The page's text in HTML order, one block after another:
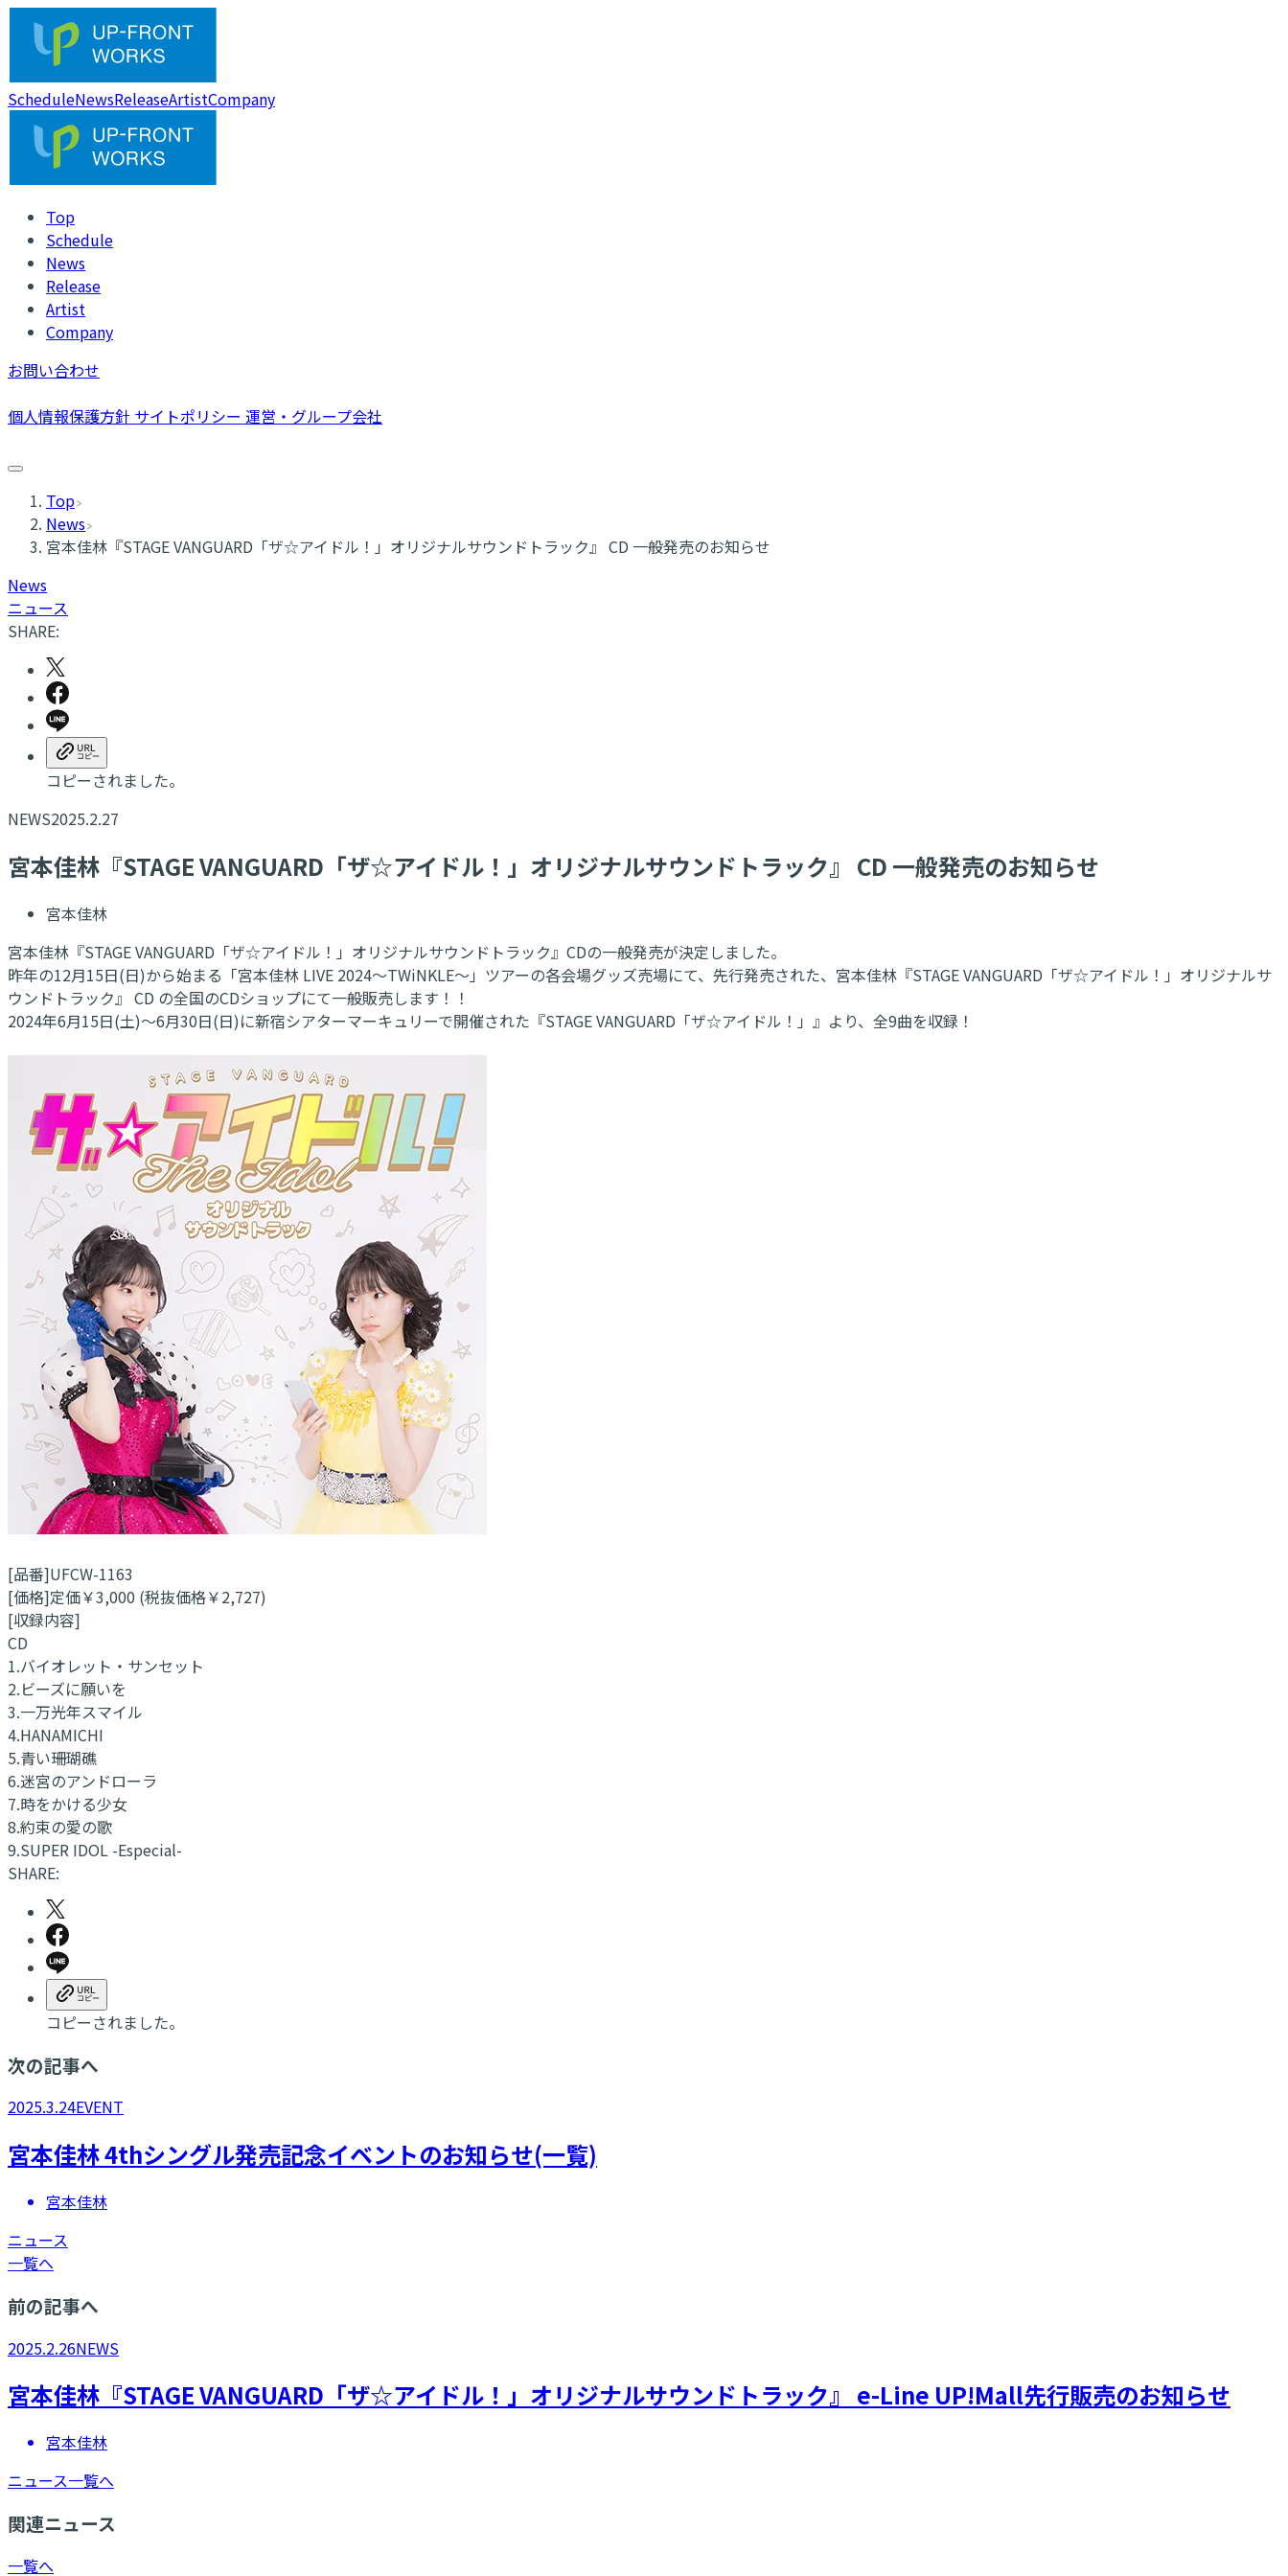
ScheduleNewsReleaseArtistCompany
Top
Schedule
News
Release
Artist
Company
お問い合わせ
個人情報保護方針 サイトポリシー 運営・グループ会社
Top
News
宮本佳林『STAGE VANGUARD「ザ☆アイドル！」オリジナルサウンドトラック』 CD 一般発売のお知らせ
News
ニュース
SHARE:
コピーされました。
NEWS2025.2.27
宮本佳林『STAGE VANGUARD「ザ☆アイドル！」オリジナルサウンドトラック』 CD 一般発売のお知らせ
宮本佳林
宮本佳林『STAGE VANGUARD「ザ☆アイドル！」オリジナルサウンドトラック』CDの一般発売が決定しました。
昨年の12月15日(日)から始まる「宮本佳林 LIVE 2024～TWiNKLE～」ツアーの各会場グッズ売場にて、先行発売された、宮本佳林『STAGE VANGUARD「ザ☆アイドル！」オリジナルサ
ウンドトラック』 CD の全国のCDショップにて一般販売します！！
2024年6月15日(土)～6月30日(日)に新宿シアターマーキュリーで開催された『STAGE VANGUARD「ザ☆アイドル！」』より、全9曲を収録！
[品番]UFCW-1163
[価格]定価￥3,000 (税抜価格￥2,727)
[収録内容]
CD
1.バイオレット・サンセット
2.ビーズに願いを
3.一万光年スマイル
4.HANAMICHI
5.青い珊瑚礁
6.迷宮のアンドローラ
7.時をかける少女
8.約束の愛の歌
9.SUPER IDOL -Especial-
SHARE:
コピーされました。
次の記事へ
2025.3.24EVENT
​宮本佳林 4thシングル発売記念イベントのお知らせ(一覧)
宮本佳林
ニュース
一覧へ
前の記事へ
2025.2.26NEWS
​宮本佳林『STAGE VANGUARD「ザ☆アイドル！」オリジナルサウンドトラック』 e-Line UP!Mall先行販売のお知らせ
宮本佳林
ニュース一覧へ
関連ニュース
一覧へ